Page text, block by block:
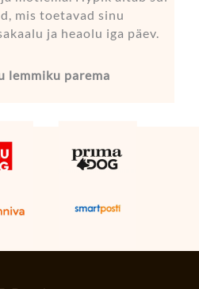
mis toetavad sinu
ja heaolu iga päev.
lemmiku parema